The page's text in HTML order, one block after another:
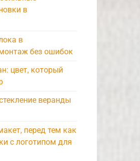
в
в
без ошибок
цвет, который
веранды
перед тем как
с логотипом для